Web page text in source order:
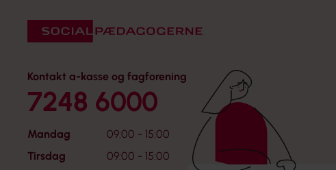
Kontakt a-kasse og fagforening
7248 6000
Mandag
09:00 - 15:00
Tirsdag
09:00 - 15:00